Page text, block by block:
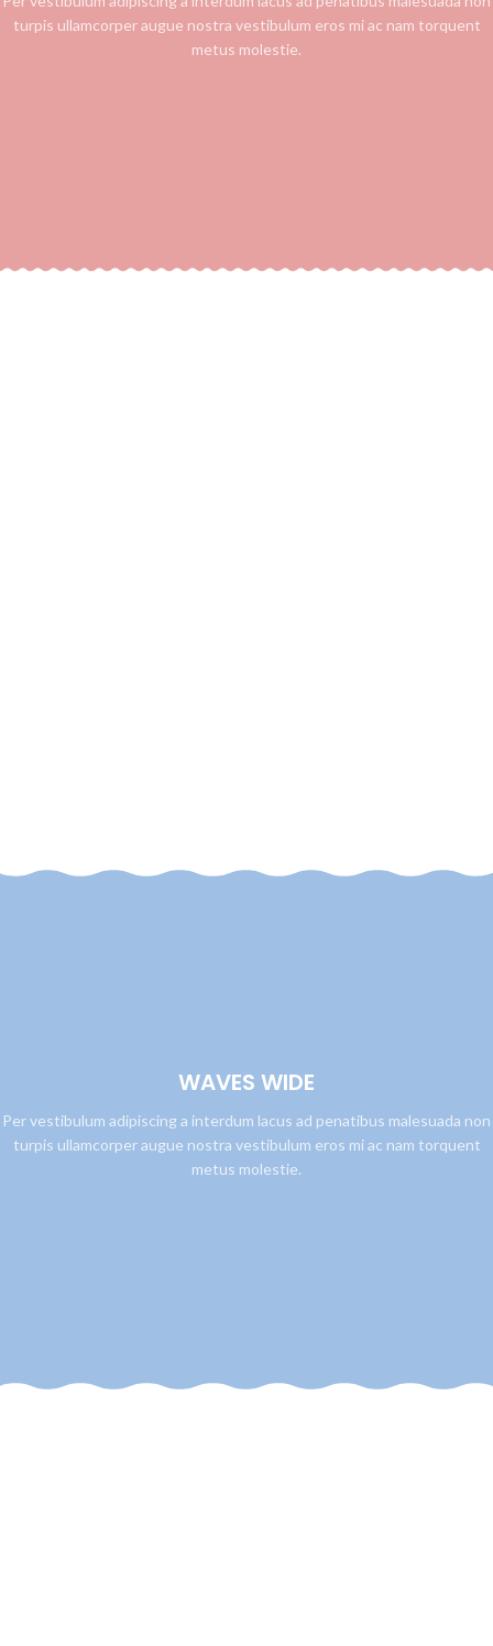
turpis ullamcorper augue nostra vestibulum eros mi ac nam torquent
metus molestie.
WAVES WIDE
Per vestibulum adipiscing a interdum lacus ad penatibus malesuada non
turpis ullamcorper augue nostra vestibulum eros mi ac nam torquent
metus molestie.